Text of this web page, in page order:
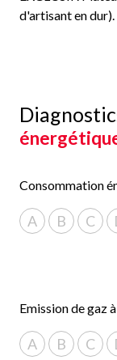
d'artisant en
Consommation
A B C
Emission de gaz
A B C